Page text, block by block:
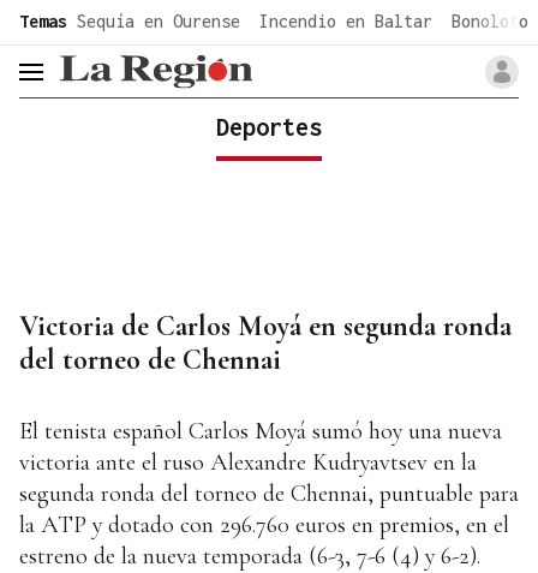
common.go-to-content
Temas Sequía en Ourense Incendio en Baltar Bonoloto
header.menu.open
Deportes
Victoria de Carlos Moyá en segunda ronda
del torneo de Chennai
El tenista español Carlos Moyá sumó hoy una nueva
victoria ante el ruso Alexandre Kudryavtsev en la
segunda ronda del torneo de Chennai, puntuable para
la ATP y dotado con 296.760 euros en premios, en el
estreno de la nueva temporada (6-3, 7-6 (4) y 6-2).